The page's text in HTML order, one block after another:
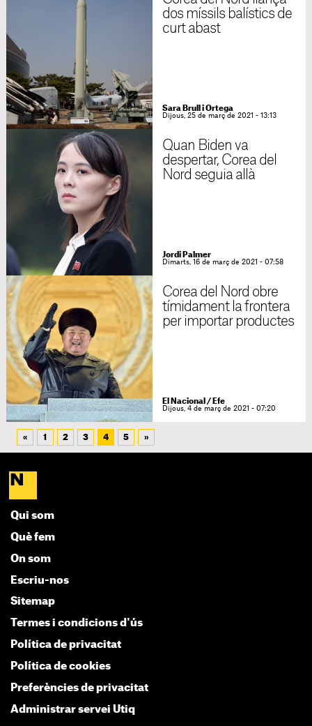
dos míssils balístics de
curt abast
Sara Brull i Ortega
Dijous, 25 de març de 2021 - 13:13
Quan Biden va
despertar, Corea del
Nord seguia allà
Jordi Palmer
Dimarts, 16 de març de 2021 - 07:58
Corea del Nord obre
tímidament la frontera
per importar productes
El Nacional / Efe
Dijous, 4 de març de 2021 - 07:20
« 1 2 3 4 5 »
Qui som
Què fem
On som
Escriu-nos
Sitemap
Termes i condicions d'ús
Política de privacitat
Política de cookies
Preferències de privacitat
Administrar servei Utiq